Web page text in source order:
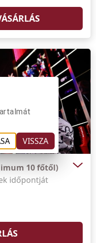
10 főtől)
időpontját
VISSZA